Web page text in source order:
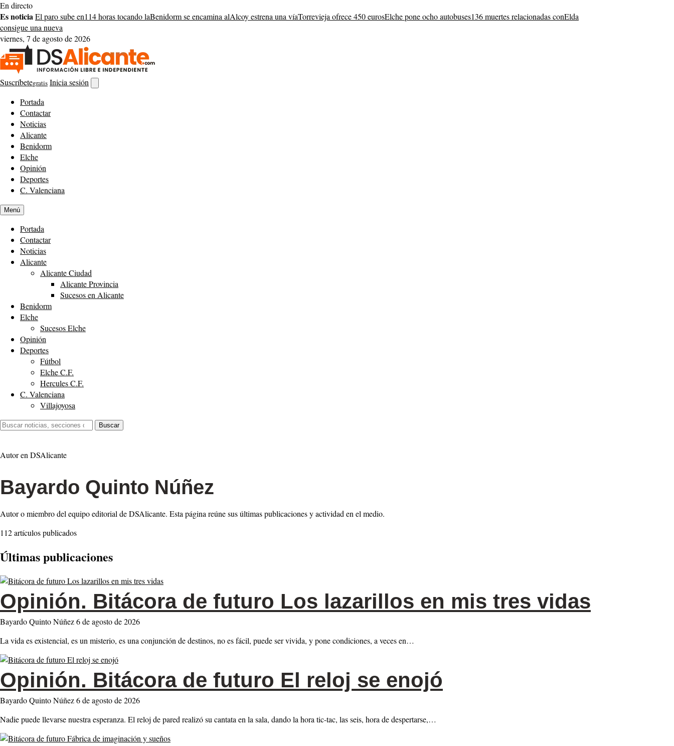
Saltar
al
contenido
En directo
Es noticiaEl paro sube en114 horas tocando laBenidorm se encamina alAlcoy estrena una víaTorrevieja ofrece 450 eurosElche pone ocho autobuses136 muertes relacionadas conElda
consigue una nueva
viernes, 7 de agosto de 2026
Suscríbetegratis Inicia sesión
buscador
Portada
Contactar
Noticias
Alicante
Benidorm
Elche
Opinión
Deportes
C. Valenciana
Menú
Portada
Contactar
Noticias
Alicante
Alicante Ciudad
Alicante Provincia
Sucesos en Alicante
Benidorm
Elche
Sucesos Elche
Opinión
Deportes
Fútbol
Elche C.F.
Hercules C.F.
C. Valenciana
Villajoyosa
Buscar:
Buscar
Autor en DSAlicante
Bayardo Quinto Núñez
Autor o miembro del equipo editorial de DSAlicante. Esta página reúne sus últimas publicaciones y actividad en el medio.
112 artículos publicados
Últimas publicaciones
Opinión. Bitácora de futuro Los lazarillos en mis tres vidas
Bayardo Quinto Núñez6 de agosto de 2026
La vida es existencial, es un misterio, es una conjunción de destinos, no es fácil, puede ser vivida, y pone condiciones, a veces en…
Opinión. Bitácora de futuro El reloj se enojó
Bayardo Quinto Núñez6 de agosto de 2026
Nadie puede llevarse nuestra esperanza. El reloj de pared realizó su cantata en la sala, dando la hora tic-tac, las seis, hora de despertarse,…